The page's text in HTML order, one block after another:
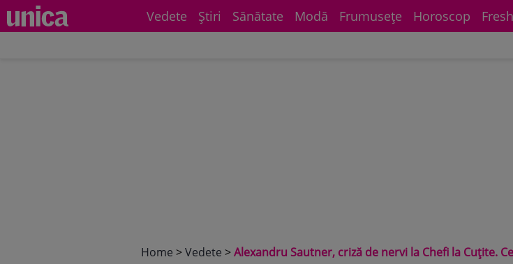
Vedete Știri Sănătate Modă Frumuseţe Horoscop
Home >Vedete >Alexandru Sautner, criză de nervi la Chefi la Cuțite. Ce a făcut